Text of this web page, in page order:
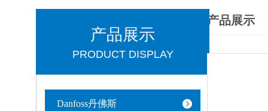
产品展示
PRODUCT DISPLAY
Danfoss丹佛斯
产品展示